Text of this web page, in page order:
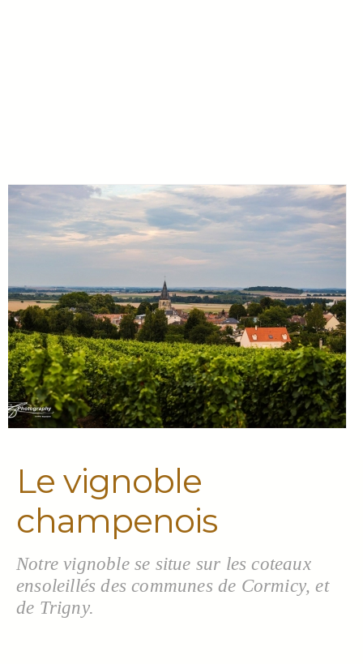
Le vignoble
champenois
Notre vignoble se situe sur les coteaux
ensoleillés des communes de Cormicy, et
de Trigny.